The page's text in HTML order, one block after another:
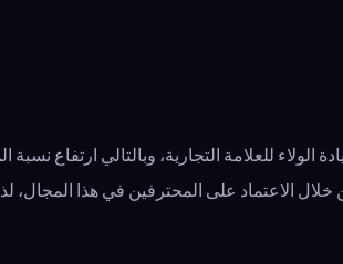
للعلامة التجارية، وبالتالي ارتفاع
الاعتماد على المحترفين في هذا المجال،